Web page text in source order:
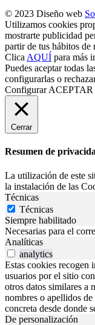
© 2023 Diseño web
Utilizamos cookies
mostrarte publicidad
partir de tus hábitos de
Clica AQUÍ para más
Puedes aceptar todas
configurarlas o
Configurar ACEPTAR
Cerrar
Resumen de
La utilización de este
la instalación de las
Técnicas
Técnicas
Siempre habilitado
Necesarias para el
Analíticas
analytics
Estas cookies recogen
usuarios por el sitio
otros datos similares a
nombres o apellidos
concreta desde donde
De personalización